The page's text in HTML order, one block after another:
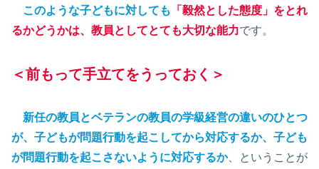
このような子どもに対しても
「毅然とした態度」をとれ
るかどうかは、教員としてとても大切な能力です。
＜前もって手立てをうっておく＞
新任の教員とベテランの教員の学級経営の違いのひとつ
が、子どもが問題行動を起こしてから対応するか、子ども
が問題行動を起こさないように対応するか、ということが